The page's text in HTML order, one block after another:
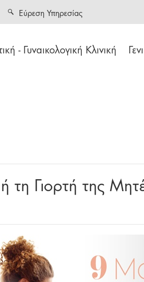
- Γυναικολογική Κλινική
Εύρεση Υπηρεσίας
τη Γιορτή της